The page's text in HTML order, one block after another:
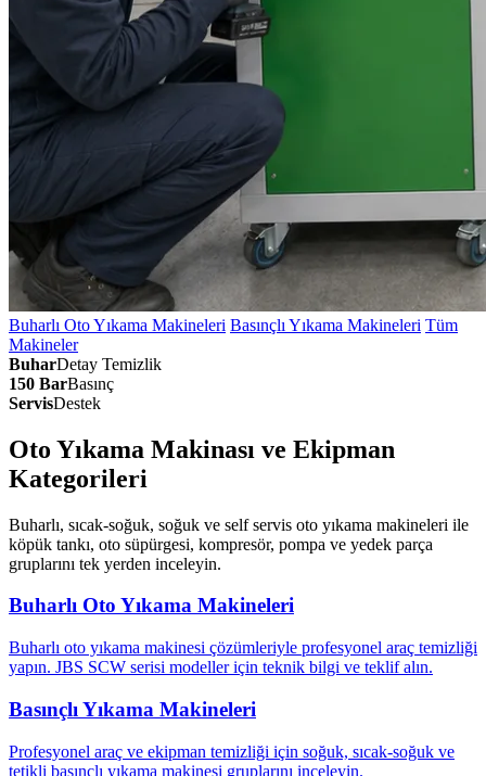
Buharlı Oto Yıkama Makineleri Basınçlı Yıkama Makineleri Tüm
Makineler
BuharDetay Temizlik
150 BarBasınç
ServisDestek
Oto Yıkama Makinası ve Ekipman
Kategorileri
Buharlı, sıcak-soğuk, soğuk ve self servis oto yıkama makineleri ile
köpük tankı, oto süpürgesi, kompresör, pompa ve yedek parça
gruplarını tek yerden inceleyin.
Buharlı Oto Yıkama Makineleri
Buharlı oto yıkama makinesi çözümleriyle profesyonel araç temizliği
yapın. JBS SCW serisi modeller için teknik bilgi ve teklif alın.
Basınçlı Yıkama Makineleri
Profesyonel araç ve ekipman temizliği için soğuk, sıcak-soğuk ve
tetikli basınçlı yıkama makinesi gruplarını inceleyin.